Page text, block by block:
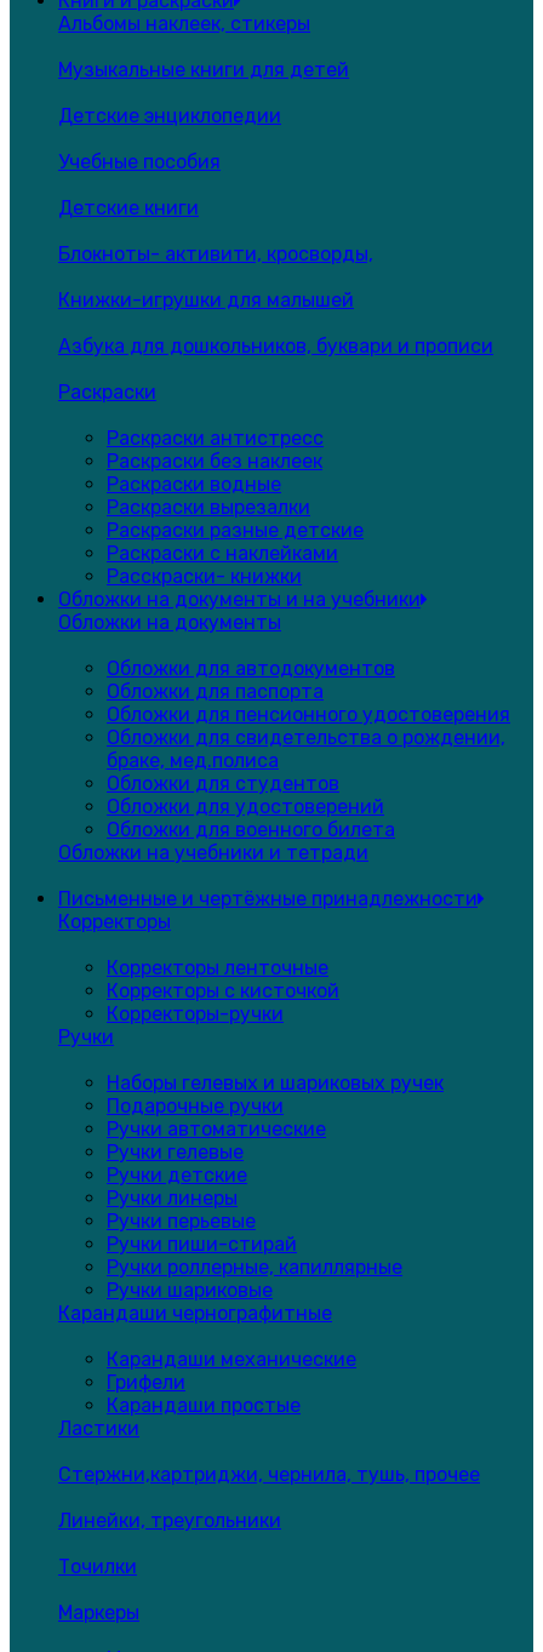
Альбомы наклеек, стикеры
Музыкальные книги для детей
Детские энциклопедии
Учебные пособия
Детские книги
Блокноты- активити, кросворды,
Книжки-игрушки для малышей
Азбука для дошкольников, буквари и прописи
Раскраски
Раскраски антистресс
Раскраски без наклеек
Раскраски водные
Раскраски вырезалки
Раскраски разные детские
Раскраски с наклейками
Расскраски- книжки
Обложки на документы и на учебники
Обложки на документы
Обложки для автодокументов
Обложки для паспорта
Обложки для пенсионного удостоверения
Обложки для свидетельства о рождении,
браке, мед.полиса
Обложки для студентов
Обложки для удостоверений
Обложки для военного билета
Обложки на учебники и тетради
Письменные и чертёжные принадлежности
Корректоры
Корректоры ленточные
Корректоры с кисточкой
Корректоры-ручки
Ручки
Наборы гелевых и шариковых ручек
Подарочные ручки
Ручки автоматические
Ручки гелевые
Ручки детские
Ручки линеры
Ручки перьевые
Ручки пиши-стирай
Ручки роллерные, капиллярные
Ручки шариковые
Карандаши чернографитные
Карандаши механические
Грифели
Карандаши простые
Ластики
Стержни,картриджи, чернила, тушь, прочее
Линейки, треугольники
Точилки
Маркеры